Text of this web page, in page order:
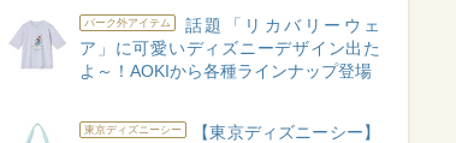
パーク外アイテム
話題「リカバリーウェ
ア」に可愛いディズニーデザイン出た
よ～！AOKIから各種ラインナップ登場
東京ディズニーシー
【東京ディズニーシー】